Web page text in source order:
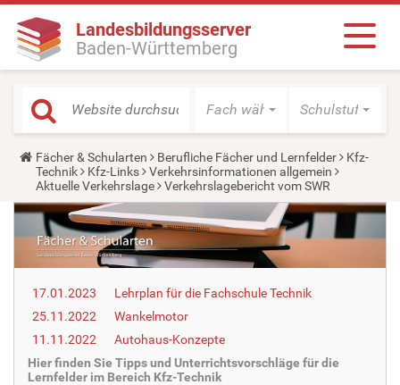
Landesbildungsserver
Baden-Württemberg
Fach wählen Schulstufe
Y
o
u
a
r
h
e
r
:
Fächer & Schularten Berufliche Fächer und Lernfelder
Kfz-
Technik
Kfz-Links
Verkehrsinformationen allgemein
Aktuelle Verkehrslage
Verkehrslagebericht vom SWR
17.01.2023
Lehrplan für die Fachschule Technik
25.11.2022
Wankelmotor
11.11.2022
Autohaus-Konzepte
Hier finden Sie Tipps und Unterrichtsvorschläge für die
Lernfelder im Bereich Kfz-Technik